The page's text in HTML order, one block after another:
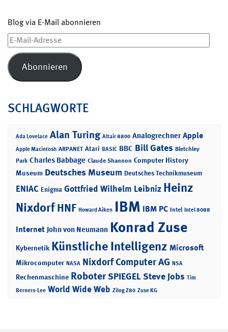
Blog via E-Mail abonnieren
E-
Mail-
Adresse
Abonnieren
SCHLAGWORTE
Ada Lovelace Alan Turing Altair 8800 Analogrechner Apple
Apple Macintosh ARPANET Atari BASIC BBC Bill Gates Bletchley
Park Charles Babbage Claude Shannon Computer History
Museum Deutsches Museum Deutsches Technikmuseum
ENIAC Enigma Gottfried Wilhelm Leibniz Heinz
NixdorfHNF Howard Aiken IBM IBM PC Intel Intel 8088
Internet John von Neumann Konrad Zuse
Kybernetik Künstliche Intelligenz Microsoft
Mikrocomputer NASA Nixdorf Computer AG NSA
Rechenmaschine RoboterSPIEGELSteve Jobs Tim
Berners-Lee World Wide Web Zilog Z80 Zuse KG